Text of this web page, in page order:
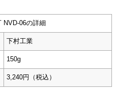
NVD-06の詳細
下村工業
150g
3,240円（税込）